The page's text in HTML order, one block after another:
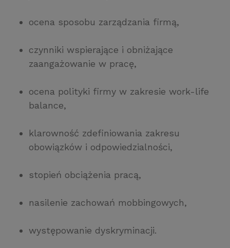
ocena sposobu zarządzania firmą,
czynniki wspierające i obniżające
zaangażowanie w pracę,
ocena polityki firmy w zakresie work-life
balance,
klarowność zdefiniowania zakresu
obowiązków i odpowiedzialności,
stopień obciążenia pracą,
nasilenie zachowań mobbingowych,
występowanie dyskryminacji.